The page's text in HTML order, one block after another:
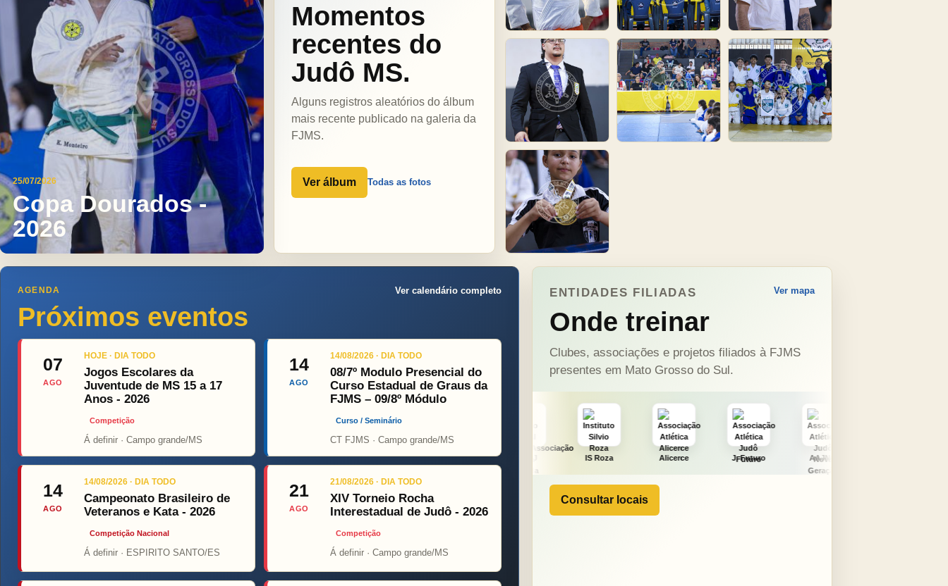
25/07/2026
Copa Dourados -
2026
Momentos
recentes do
Judô MS.
Alguns registros aleatórios do álbum
mais recente publicado na galeria da
FJMS.
Ver álbum Todas as fotos
AGENDA
Próximos eventos
Ver calendário completo
07
AGO
HOJE · DIA TODO
Jogos Escolares da
Juventude de MS 15 a 17
Anos - 2026
Competição
Á definir · Campo grande/MS
14
AGO
14/08/2026 · DIA TODO
08/7º Modulo Presencial do
Curso Estadual de Graus da
FJMS – 09/8º Módulo
Curso / Seminário
CT FJMS · Campo grande/MS
14
AGO
14/08/2026 · DIA TODO
Campeonato Brasileiro de
Veteranos e Kata - 2026
Competição Nacional
Á definir · ESPIRITO SANTO/ES
21
AGO
21/08/2026 · DIA TODO
XIV Torneio Rocha
Interestadual de Judô - 2026
Competição
Á definir · Campo grande/MS
ENTIDADES FILIADAS
Onde treinar
Ver mapa
Clubes, associações e projetos filiados à FJMS
presentes em Mato Grosso do Sul.
Top Fight ONÇA PINT PSOPJ Alicerce J. Futuro AAJNG TSURU
Consultar locais